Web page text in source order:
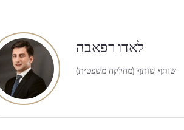
לאדו רפאבה
שותף שותף (מחלקה משפטית)